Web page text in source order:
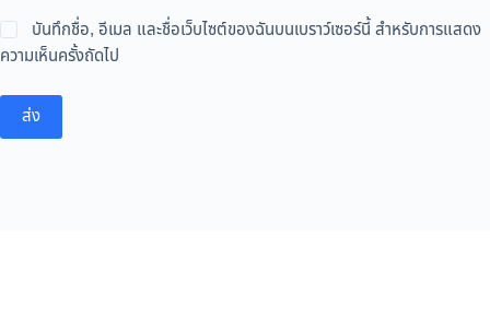
บันทึกชื่อ, อีเมล และชื่อเว็บไซต์ของฉันบนเบราว์เซอร์นี้ สำหรับการแสดง
ความเห็นครั้งถัดไป
ส่ง